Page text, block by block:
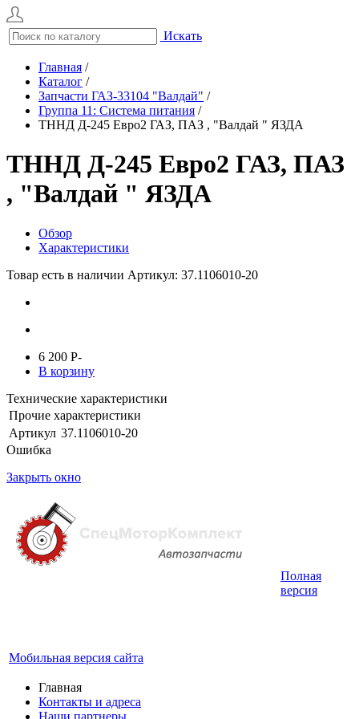
Искать
Главная /
Каталог /
Запчасти ГАЗ-33104 "Валдай" /
Группа 11: Система питания /
ТННД Д-245 Евро2 ГАЗ, ПАЗ , "Валдай " ЯЗДА
ТННД Д-245 Евро2 ГАЗ, ПАЗ
, "Валдай " ЯЗДА
Обзор
Характеристики
Товар есть в наличии Артикул: 37.1106010-20
6 200 P-
В корзину
Технические характеристики
Прочие характеристики
Артикул 37.1106010-20
Ошибка
Закрыть окно
Мобильная версия сайта
Полная
версия
Главная
Контакты и адреса
Наши партнеры